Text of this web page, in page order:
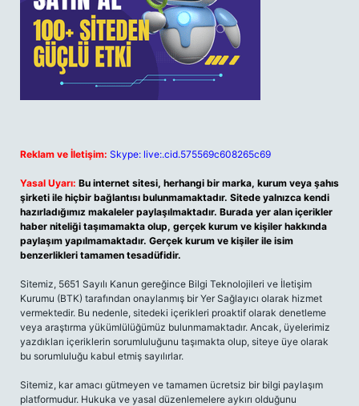
Reklam ve İletişim: Skype: live:.cid.575569c608265c69
Yasal Uyarı: Bu internet sitesi, herhangi bir marka, kurum veya şahıs
şirketi ile hiçbir bağlantısı bulunmamaktadır. Sitede yalnızca kendi
hazırladığımız makaleler paylaşılmaktadır. Burada yer alan içerikler
haber niteliği taşımamakta olup, gerçek kurum ve kişiler hakkında
paylaşım yapılmamaktadır. Gerçek kurum ve kişiler ile isim
benzerlikleri tamamen tesadüfidir.
Sitemiz, 5651 Sayılı Kanun gereğince Bilgi Teknolojileri ve İletişim
Kurumu (BTK) tarafından onaylanmış bir Yer Sağlayıcı olarak hizmet
vermektedir. Bu nedenle, sitedeki içerikleri proaktif olarak denetleme
veya araştırma yükümlülüğümüz bulunmamaktadır. Ancak, üyelerimiz
yazdıkları içeriklerin sorumluluğunu taşımakta olup, siteye üye olarak
bu sorumluluğu kabul etmiş sayılırlar.
Sitemiz, kar amacı gütmeyen ve tamamen ücretsiz bir bilgi paylaşım
platformudur. Hukuka ve yasal düzenlemelere aykırı olduğunu